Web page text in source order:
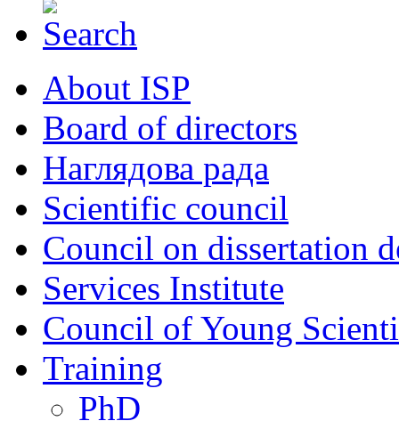
About ISP
Board of directors
Наглядова рада
Scientific council
Council on dissertation
Services Institute
Council of Young
Training
PhD